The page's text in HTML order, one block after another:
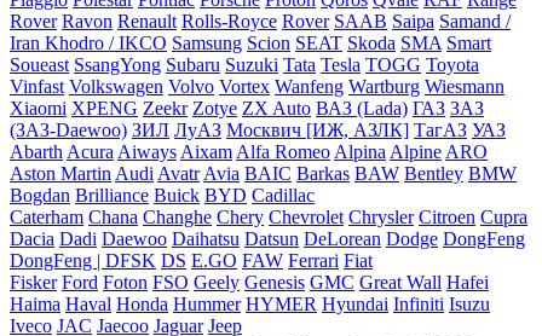
Rover Ravon Renault Rolls-Royce Rover SAAB Saipa Samand /
Iran Khodro / IKCO Samsung Scion SEAT Skoda SMA Smart
Soueast SsangYong Subaru Suzuki Tata Tesla TOGG Toyota
Vinfast Volkswagen Volvo Vortex Wanfeng Wartburg Wiesmann
Xiaomi XPENG Zeekr Zotye ZX Auto ВАЗ (Lada) ГАЗ ЗАЗ
(ЗАЗ-Daewoo) ЗИЛ ЛуАЗ Москвич [ИЖ, АЗЛК] ТагАЗ УАЗ
Abarth Acura Aiways Aixam Alfa Romeo Alpina Alpine ARO
Aston Martin Audi Avatr Avia BAIC Barkas BAW Bentley BMW
Bogdan Brilliance Buick BYD Cadillac
Caterham Chana Changhe Chery Chevrolet Chrysler Citroen Cupra
Dacia Dadi Daewoo Daihatsu Datsun DeLorean Dodge DongFeng
DongFeng | DFSK DS E.GO FAW Ferrari Fiat
Fisker Ford Foton FSO Geely Genesis GMC Great Wall Hafei
Haima Haval Honda Hummer HYMER Hyundai Infiniti Isuzu
Iveco JAC Jaecoo Jaguar Jeep